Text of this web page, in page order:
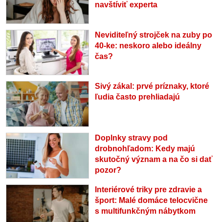
navštíviť experta
Neviditeľný strojček na zuby po
40-ke: neskoro alebo ideálny
čas?
Sivý zákal: prvé príznaky, ktoré
ľudia často prehliadajú
Doplnky stravy pod
drobnohľadom: Kedy majú
skutočný význam a na čo si dať
pozor?
Interiérové triky pre zdravie a
šport: Malé domáce telocvične
s multifunkčným nábytkom